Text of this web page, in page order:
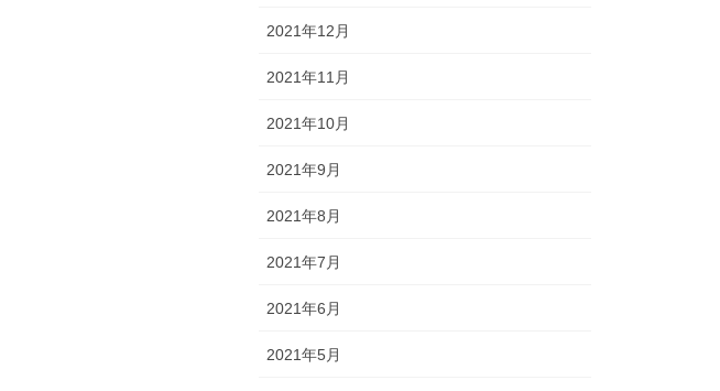
2021年12月
2021年11月
2021年10月
2021年9月
2021年8月
2021年7月
2021年6月
2021年5月